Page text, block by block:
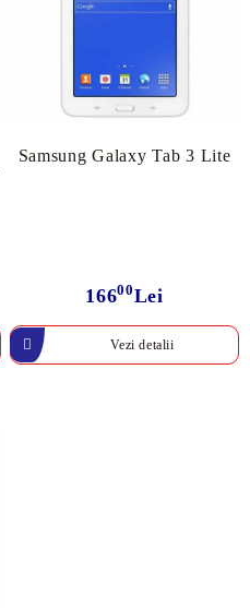
Samsung Galaxy Tab 3 Lite
16600Lei
Vezi detalii